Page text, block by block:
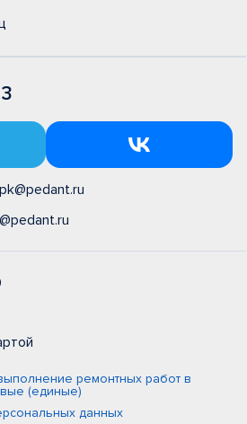
ремонтных работ в
(единые)
данных